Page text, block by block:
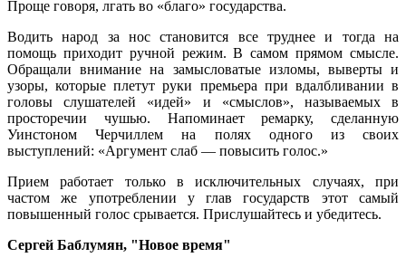
Проще говоря, лгать во «благо» государства.
Водить народ за нос становится все труднее и тогда на
помощь приходит ручной режим. В самом прямом смысле.
Обращали внимание на замысловатые изломы, выверты и
узоры, которые плетут руки премьера при вдалбливании в
головы слушателей «идей» и «смыслов», называемых в
просторечии чушью. Напоминает ремарку, сделанную
Уинстоном Черчиллем на полях одного из своих
выступлений: «Аргумент слаб — повысить голос.»
Прием работает только в исключительных случаях, при
частом же употреблении у глав государств этот самый
повышенный голос срывается. Прислушайтесь и убедитесь.
Сергей Баблумян, "Новое время"